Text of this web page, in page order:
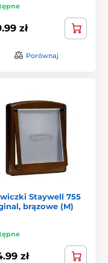
zł
Porównaj
Staywell 755
brązowe (M)
zł